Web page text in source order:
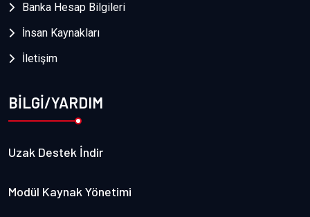
Banka Hesap Bilgileri
İnsan Kaynakları
İletişim
BİLGİ/YARDIM
Uzak Destek İndir
Modül Kaynak Yönetimi